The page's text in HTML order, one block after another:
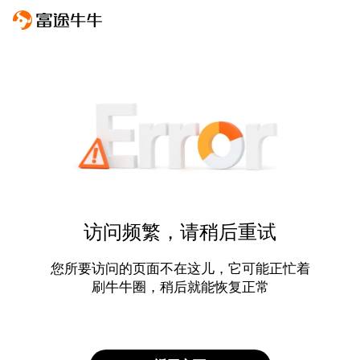
访问频繁，请稍后重试
您所要访问的页面不在这儿，它可能正忙着
刷牛牛圈，稍后就能恢复正常